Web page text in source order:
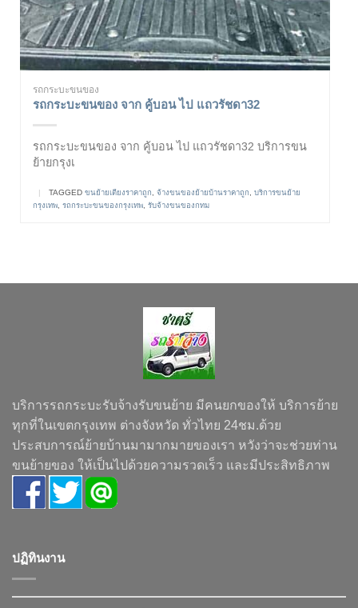
รถกระบะขนของ
รถกระบะขนของ จาก คู้บอน ไป แถวรัชดา32
รถกระบะขนของ จาก คู้บอน ไป แถวรัชดา32 บริการขน
ย้ายกรุงเ
| TAGGED ขนย้ายเตียงราคาถูก, จ้างขนของย้ายบ้านราคาถูก, บริการขนย้าย
กรุงเทพ, รถกระบะขนของกรุงเทพ, รับจ้างขนของกทม
บริการรถกระบะรับจ้างรับขนย้าย มีคนยกของให้ บริการย้าย
ทุกที่ในเขตกรุงเทพ ต่างจังหวัด ทั่วไทย 24ชม.ด้วย
ประสบการณ์ย้ายบ้านมามากมายของเรา หวังว่าจะช่วยท่าน
ขนย้ายของ ให้เป็นไปด้วยความรวดเร็ว และมีประสิทธิภาพ
ปฏิทินงาน